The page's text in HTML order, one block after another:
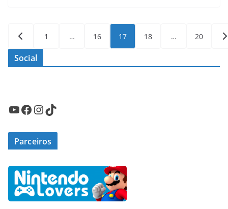
Paginação
de
1 … 16 17 18 … 20
Social
Youtube Facebook InstagramTikTok
Parceiros